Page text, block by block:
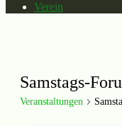
Verein
Samstags-
Veranstaltungen